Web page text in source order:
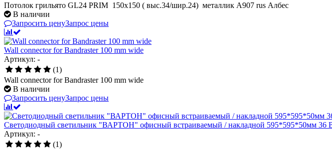
Потолок грильято GL24 PRIM 150х150 ( выс.34/шир.24) металлик А907 rus Албес
В наличии
Запросить ценуЗапрос цены
Wall connector for Bandraster 100 mm wide
Артикул: -
(1)
Wall connector for Bandraster 100 mm wide
В наличии
Запросить ценуЗапрос цены
Светодиодный светильник "ВАРТОН" офисный встраиваемый / накладной 595*595*50мм 36
Артикул: -
(1)